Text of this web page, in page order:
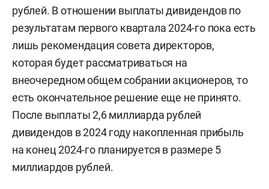
рублей. В отношении выплаты дивидендов по
результатам первого квартала 2024-го пока есть
лишь рекомендация совета директоров,
которая будет рассматриваться на
внеочередном общем собрании акционеров, то
есть окончательное решение еще не принято.
После выплаты 2,6 миллиарда рублей
дивидендов в 2024 году накопленная прибыль
на конец 2024-го планируется в размере 5
миллиардов рублей.